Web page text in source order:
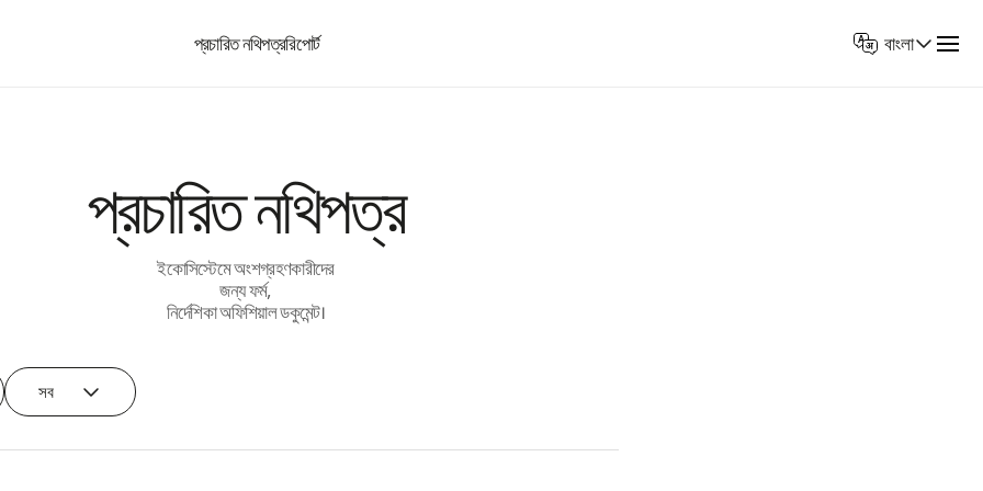
প্রচারিত নথিপত্ররিপোর্ট
Select
Language
বাংলা
প্রচারিত নথিপত্র
ইকোসিস্টেমে অংশগ্রহণকারীদের
জন্য ফর্ম,
নির্দেশিকা অফিশিয়াল ডকুমেন্ট।
সব